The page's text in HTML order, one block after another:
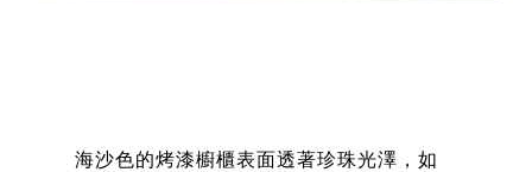
海沙色的烤漆櫥櫃表面透著珍珠光澤，如